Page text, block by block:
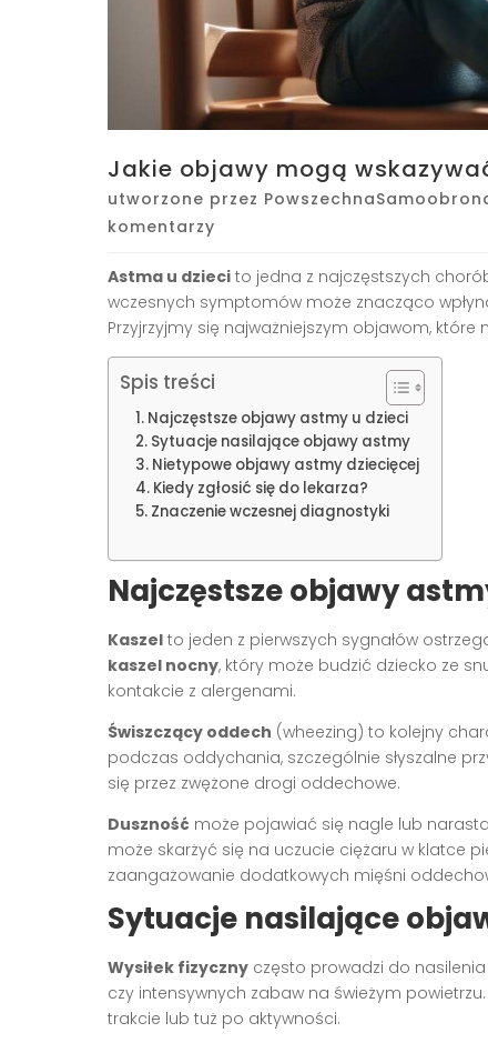
Jakie objawy mogą
utworzone przez
komentarzy
Astma u dzieci to jedna z najczęstszych
wczesnych symptomów może znacząco
Przyjrzyjmy się najważniejszym objawom,
Spis treści
Najczęstsze objawy astmy u dzieci
Sytuacje nasilające objawy astmy
Nietypowe objawy astmy dziecięcej
Kiedy zgłosić się do lekarza?
Znaczenie wczesnej diagnostyki
Najczęstsze objawy
Kaszel to jeden z pierwszych sygnałów
kaszel nocny, który może budzić dziecko ze
kontakcie z alergenami.
Świszczący oddech (wheezing) to kolejny
podczas oddychania, szczególnie słyszalne
się przez zwężone drogi oddechowe.
Duszność może pojawiać się nagle lub
może skarżyć się na uczucie ciężaru w klatce
zaangażowanie dodatkowych mięśni
Sytuacje nasilające
Wysiłek fizyczny często prowadzi do
czy intensywnych zabaw na świeżym
trakcie lub tuż po aktywności.